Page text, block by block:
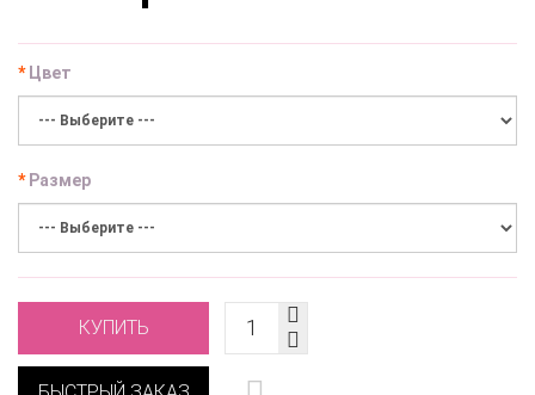
Цвет
Размер
КУПИТЬ